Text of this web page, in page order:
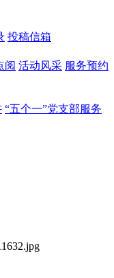
投稿信箱
阅 活动风采 服务预约
“五个一”党支部服务